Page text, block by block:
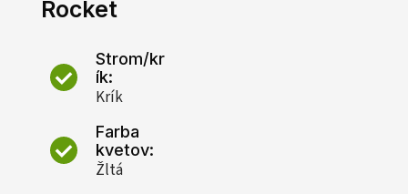
Rocket
Strom/kr
ík:
Krík
Farba
kvetov:
Žltá